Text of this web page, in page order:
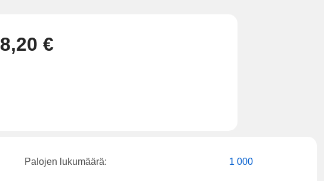
8,20 €
Palojen lukumäärä: 1 000